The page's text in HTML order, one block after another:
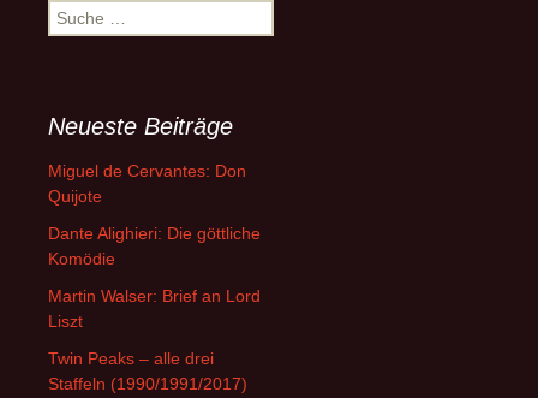
Suche
nach:
Neueste Beiträge
Miguel de Cervantes: Don
Quijote
Dante Alighieri: Die göttliche
Komödie
Martin Walser: Brief an Lord
Liszt
Twin Peaks – alle drei
Staffeln (1990/1991/2017)